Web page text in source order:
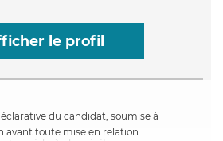
le profil
du candidat, soumise à
avant toute mise en relation